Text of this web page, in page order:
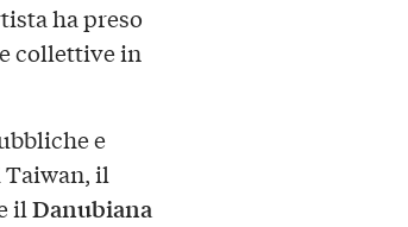
ha preso
collettive in
e
il
ilDanubiana